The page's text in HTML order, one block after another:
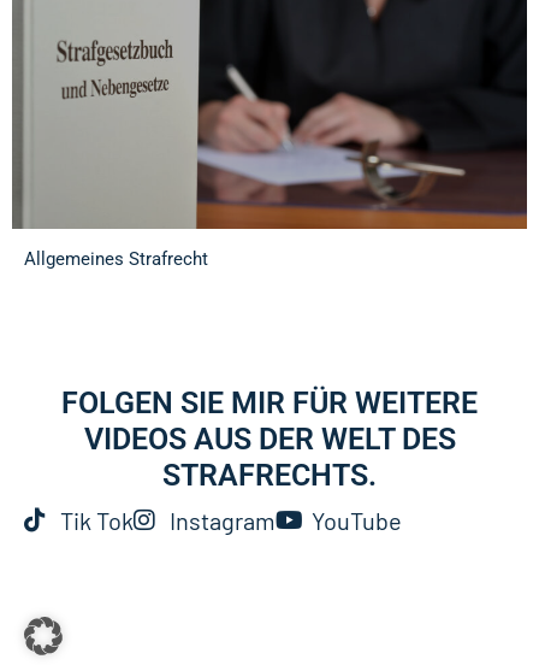
Allgemeines Strafrecht
FOLGEN SIE MIR FÜR WEITERE
VIDEOS AUS DER WELT DES
STRAFRECHTS.
Tik Tok Instagram YouTube